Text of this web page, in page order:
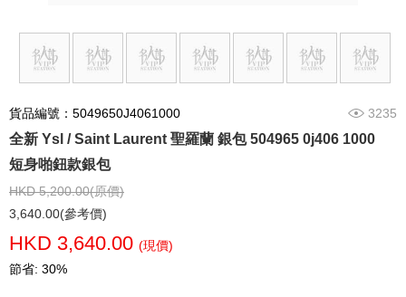
貨品編號：5049650J4061000 3235
全新 Ysl / Saint Laurent 聖羅蘭 銀包 504965 0j406 1000
短身啪鈕款銀包
HKD 5,200.00(原價)
3,640.00(參考價)
HKD 3,640.00 (現價)
節省: 30%